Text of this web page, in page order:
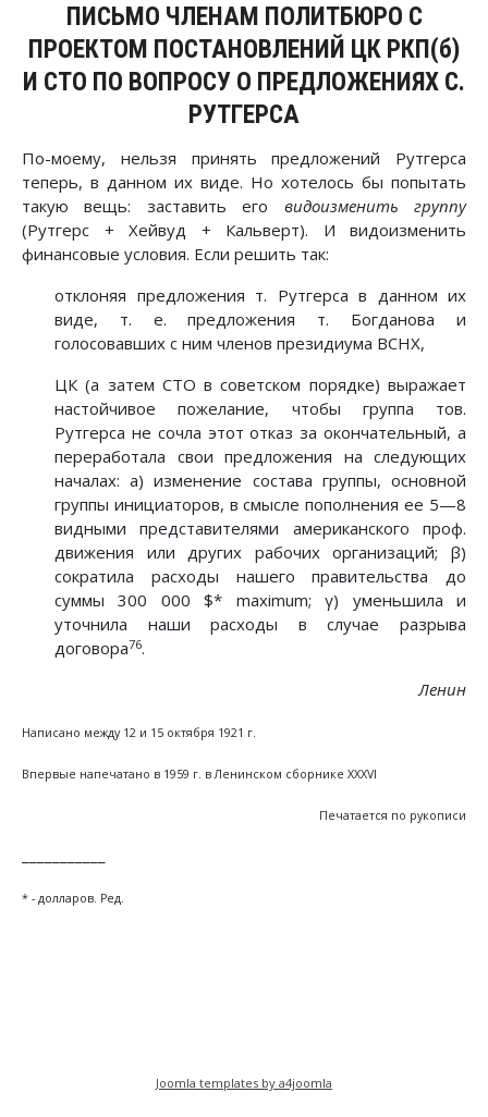
ПИСЬМО ЧЛЕНАМ ПОЛИТБЮРО С
ПРОЕКТОМ ПОСТАНОВЛЕНИЙ ЦК РКП(б)
И СТО ПО ВОПРОСУ О ПРЕДЛОЖЕНИЯХ С.
РУТГЕРСА
По-моему, нельзя принять предложений Рутгерса
теперь, в данном их виде. Но хотелось бы попытать
такую вещь: заставить его видоизменить группу
(Рутгерс + Хейвуд + Кальверт). И видоизменить
финансовые условия. Если решить так:
отклоняя предложения т. Рутгерса в данном их
виде, т. е. предложения т. Богданова и
голосовавших с ним членов президиума ВСНХ,
ЦК (а затем СТО в советском порядке) выражает
настойчивое пожелание, чтобы группа тов.
Рутгерса не сочла этот отказ за окончательный, а
переработала свои предложения на следующих
началах: а) изменение состава группы, основной
группы инициаторов, в смысле пополнения ее 5—8
видными представителями американского проф.
движения или других рабочих организаций; β)
сократила расходы нашего правительства до
суммы 300 000 $* maximum; γ) уменьшила и
уточнила наши расходы в случае разрыва
договора76.
Ленин
Написано между 12 и 15 октября 1921 г.
Впервые напечатано в 1959 г. в Ленинском сборнике XXXVI
Печатается по рукописи
* - долларов. Ред.
Joomla templates by a4joomla